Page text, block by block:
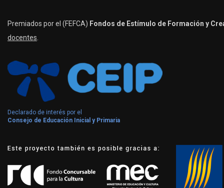
Premiados por el (FEFCA) Fondos de Estímulo de Formación y
docentes
Declarado de interés por el
Consejo de Educación Inicial y Primaria